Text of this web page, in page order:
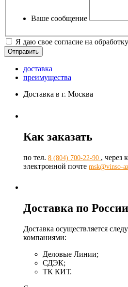
Ваше сообщение
Я даю свое согласие на
доставка
преимущества
Доставка в г. Москва
Как заказать
по тел. 8 (804) 700-22-90 , через
электронной почте msk@vinso-
Доставка по России
Доставка осуществляется
компаниями:
Деловые Линии;
СДЭК;
ТК КИТ.